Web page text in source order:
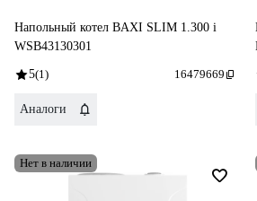
Напольный котел BAXI SLIM 1.300 i
WSB43130301
5(1) 16479669
Аналоги
Нет в наличии